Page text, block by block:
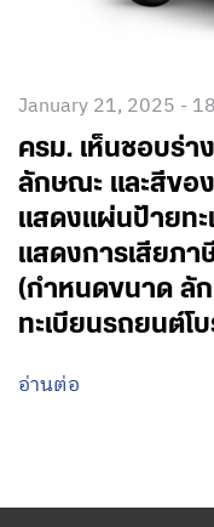
January 21, 2025 -
ครม. เห็นชอบร่า
ลักษณะ และสีขอ
แสดงแผ่นป้ายทะ
แสดงการเสียภ
(กำหนดขนาด ลั
ทะเบียนรถยนต์โ
อ่านต่อ